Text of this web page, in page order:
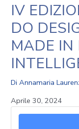
IV
DO
MADE IN
DiAnnamaria
Aprile 30, 2024